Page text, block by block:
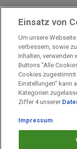
Mehr zu
Impressum
Arbeiten bei PAYBACK
Datenschutz
Einsatz von
Um unsere
verbessern, sowie
Inhalten, verwenden
Buttons "Alle
Cookies
Einstellungen" kann
Kategorien
Ziffer 4 unserer
Impressum